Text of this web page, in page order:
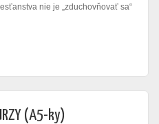
nie je „zduchovňovať sa“
(A5-ky)